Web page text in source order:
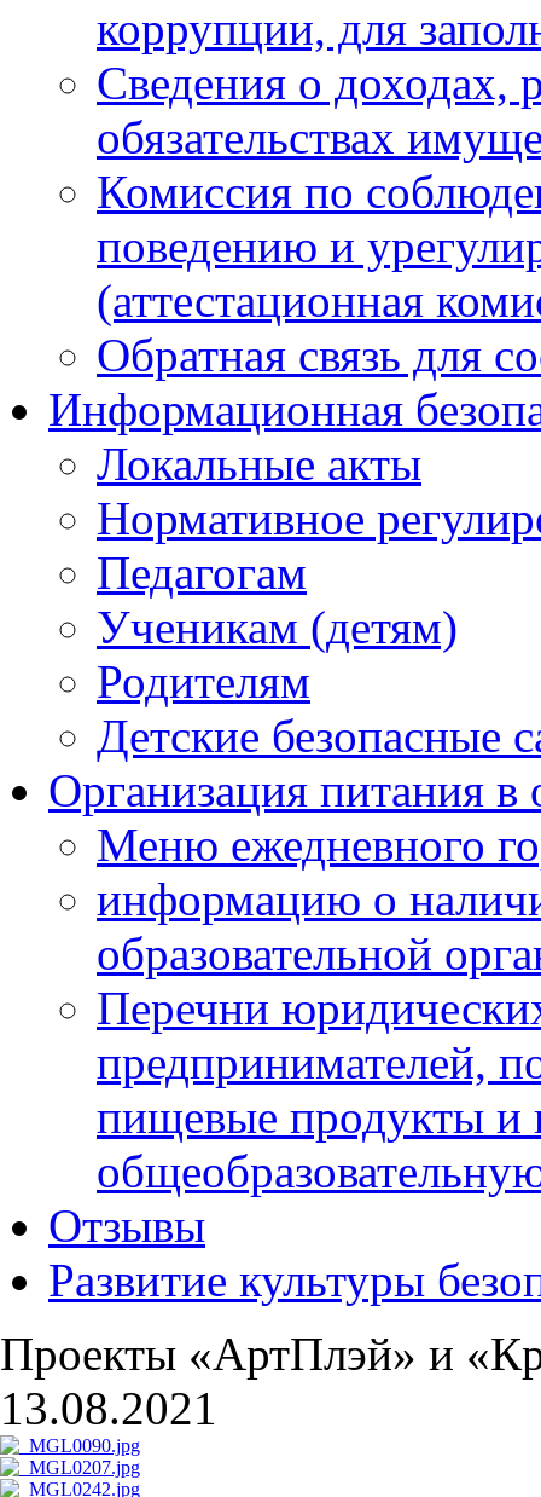
коррупции, для
Сведения о доходах,
обязательствах
Комиссия по
поведению и
(аттестационная
Обратная связь для
Информационная
Локальные акты
Нормативное
Педагогам
Ученикам (детям)
Родителям
Детские безопасные
Организация питания в
Меню ежедневного
информацию о
образовательной
Перечни
предпринимателей,
пищевые продукты и
Отзывы
Развитие культуры
Проекты «АртПлэй» и
13.08.2021